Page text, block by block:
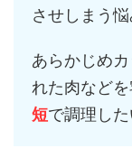
させしまう
あらかじめ
れた肉など
短で調理した